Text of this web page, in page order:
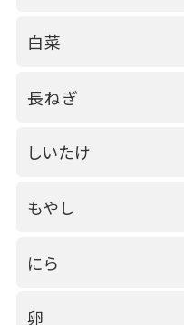
白菜
長ねぎ
しいたけ
もやし
にら
卵